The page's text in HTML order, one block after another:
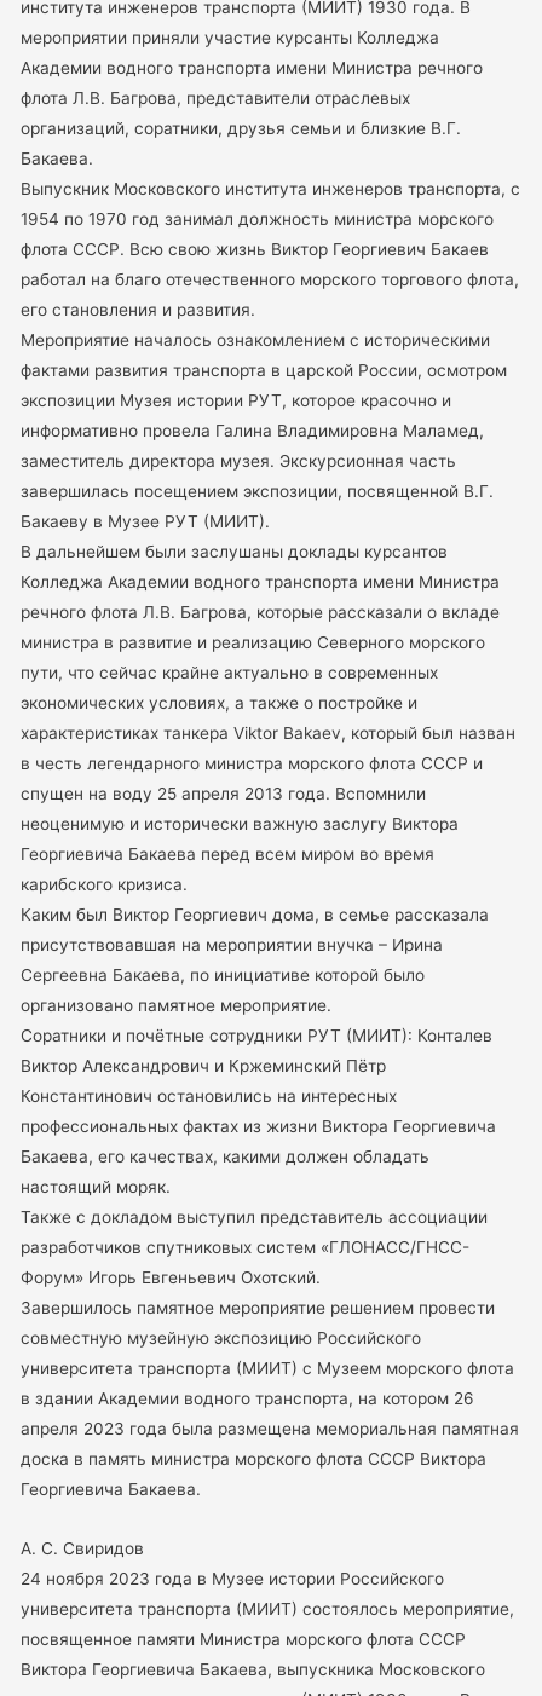
института инженеров транспорта (МИИТ) 1930 года. В
мероприятии приняли участие курсанты Колледжа
Академии водного транспорта имени Министра речного
флота Л.В. Багрова, представители отраслевых
организаций, соратники, друзья семьи и близкие В.Г.
Бакаева.
Выпускник Московского института инженеров транспорта, с
1954 по 1970 год занимал должность министра морского
флота СССР. Всю свою жизнь Виктор Георгиевич Бакаев
работал на благо отечественного морского торгового флота,
его становления и развития.
Мероприятие началось ознакомлением с историческими
фактами развития транспорта в царской России, осмотром
экспозиции Музея истории РУТ, которое красочно и
информативно провела Галина Владимировна Маламед,
заместитель директора музея. Экскурсионная часть
завершилась посещением экспозиции, посвященной В.Г.
Бакаеву в Музее РУТ (МИИТ).
В дальнейшем были заслушаны доклады курсантов
Колледжа Академии водного транспорта имени Министра
речного флота Л.В. Багрова, которые рассказали о вкладе
министра в развитие и реализацию Северного морского
пути, что сейчас крайне актуально в современных
экономических условиях, а также о постройке и
характеристиках танкера Viktor Bakaev, который был назван
в честь легендарного министра морского флота СССР и
спущен на воду 25 апреля 2013 года. Вспомнили
неоценимую и исторически важную заслугу Виктора
Георгиевича Бакаева перед всем миром во время
карибского кризиса.
Каким был Виктор Георгиевич дома, в семье рассказала
присутствовавшая на мероприятии внучка – Ирина
Сергеевна Бакаева, по инициативе которой было
организовано памятное мероприятие.
Соратники и почётные сотрудники РУТ (МИИТ): Конталев
Виктор Александрович и Кржеминский Пётр
Константинович остановились на интересных
профессиональных фактах из жизни Виктора Георгиевича
Бакаева, его качествах, какими должен обладать
настоящий моряк.
Также с докладом выступил представитель ассоциации
разработчиков спутниковых систем «ГЛОНАСС/ГНСС-
Форум» Игорь Евгеньевич Охотский.
Завершилось памятное мероприятие решением провести
совместную музейную экспозицию Российского
университета транспорта (МИИТ) с Музеем морского флота
в здании Академии водного транспорта, на котором 26
апреля 2023 года была размещена мемориальная памятная
доска в память министра морского флота СССР Виктора
Георгиевича Бакаева.
А. С. Свиридов
24 ноября 2023 года в Музее истории Российского
университета транспорта (МИИТ) состоялось мероприятие,
посвященное памяти Министра морского флота СССР
Виктора Георгиевича Бакаева, выпускника Московского